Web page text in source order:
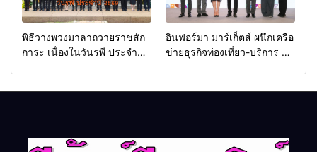
พิธีวางพวงมาลาถวายราชสัก
การะ เนื่องในวันรพี ประจำปี
อินฟอร์มา มาร์เก็ตส์ ผนึกเครือ
ข่ายธุรกิจท่องเที่ยว-บริการ จัด